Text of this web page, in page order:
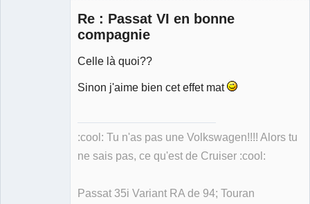
Re : Passat VI en bonne
compagnie
Celle là quoi??
Sinon j'aime bien cet effet mat
:cool: Tu n'as pas une Volkswagen!!!! Alors tu
ne sais pas, ce qu'est de Cruiser :cool:
Passat 35i Variant RA de 94; Touran